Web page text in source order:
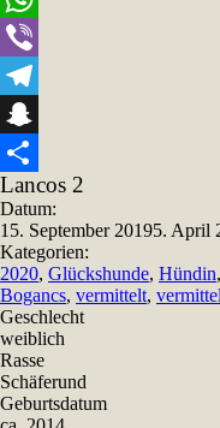
WhatsApp
Viber
Telegram
Snapchat
Teilen
Lancos 2
Datum:
15. September 20195. April
Kategorien:
2020, Glückshunde, Hündin,
Bogancs, vermittelt,
Geschlecht
weiblich
Rasse
Schäferund
Geburtsdatum